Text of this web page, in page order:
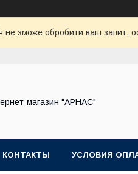
не зможе обробити ваш запит,
магазин "АРНАС"
КОНТАКТЫ УСЛОВИЯ